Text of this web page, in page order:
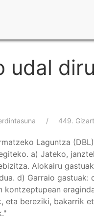
udal
449.
Laguntza
a) Jateko,
Alokairu
d) Garraio
bereziki, bakarrik